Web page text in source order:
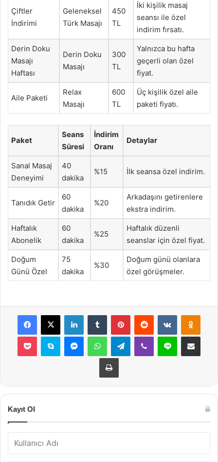
Çiftler
İndirimi
Geleneksel
Türk Masajı
450
TL
İki kişilik masaj
seansı ile özel
indirim fırsatı.
Derin Doku
Masajı
Haftası
Derin Doku
Masajı
300
TL
Yalnızca bu hafta
geçerli olan özel
fiyat.
Aile Paketi
Relax
Masajı
600
TL
Üç kişilik özel aile
paketi fiyatı.
Paket
Seans
Süresi
İndirim
Oranı
Detaylar
Sanal Masaj
Deneyimi
40
dakika
%15 İlk seansa özel indirim.
Tanıdık Getir
60
dakika
%20
Arkadaşını getirenlere
ekstra indirim.
Haftalık
Abonelik
60
dakika
%25
Haftalık düzenli
seanslar için özel fiyat.
Doğum
Günü Özel
75
dakika
%30
Doğum günü olanlara
özel görüşmeler.
Facebook
X LinkedInTumblr PinterestReddit VKontakte
Pocket Skype MessengerWhatsAppTelegramViber Line E-Posta ile
Yazdır
Kayıt Ol